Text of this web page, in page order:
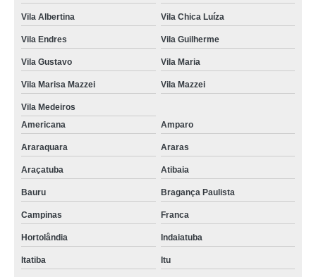
Vila Albertina Vila Chica Luíza
Vila Endres Vila Guilherme
Vila Gustavo Vila Maria
Vila Marisa Mazzei Vila Mazzei
Vila Medeiros
Americana
Amparo
Araraquara Araras
Araçatuba Atibaia
Bauru Bragança Paulista
Campinas Franca
Hortolândia Indaiatuba
Itatiba Itu